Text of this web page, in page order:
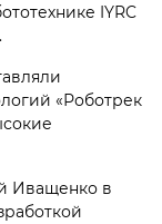
IYRC
«Роботрек
Иващенко в